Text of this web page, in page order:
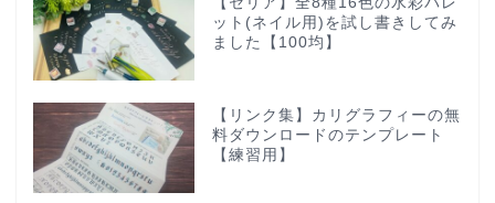
ット(ネイル用)を試し書きしてみ
ました【100均】
【リンク集】カリグラフィーの無
料ダウンロードのテンプレート
【練習用】